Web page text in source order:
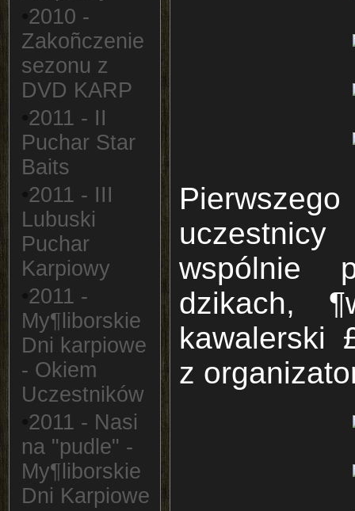
2010 -
Zakoñczenie
sezonu z
DVD KARP
2011 - II
Puchar Star
Baits
2011 - III
Lubuski
Puchar
Karpiowy
2011 -
My¶liborskie
Dni karpiowe
- Okiem
Uczestników
2011 - Nasi
na "pudle" -
My¶liborskie
Dni Karpiowe
wspólnie
dzikach,
kawalerski
z